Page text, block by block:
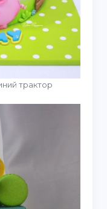
трактор